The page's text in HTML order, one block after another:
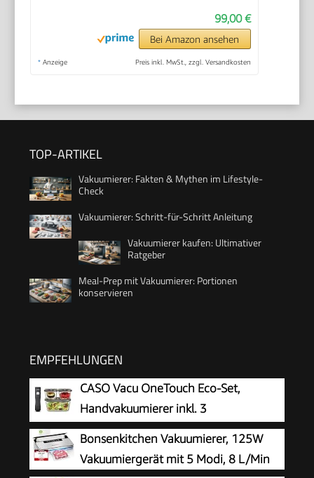
99,00 €
Bei Amazon ansehen
* Anzeige Preis inkl. MwSt., zzgl. Versandkosten
TOP-ARTIKEL
Vakuumierer: Fakten & Mythen im Lifestyle-
Check
Vakuumierer: Schritt-für-Schritt Anleitung
Vakuumierer kaufen: Ultimativer
Ratgeber
Meal-Prep mit Vakuumierer: Portionen
konservieren
EMPFEHLUNGEN
CASO Vacu OneTouch Eco-Set,
Handvakuumierer inkl. 3
Vakuumbehälter aus Glas, 10 ZIP-
Beutel und Food Manager Sticker, kabellos, bis
zu 150 Minuten Laufzeit, aufladbar, Schwarz
Bonsenkitchen Vakuumierer, 125W
Vakuumiergerät mit 5 Modi, 8 L/Min